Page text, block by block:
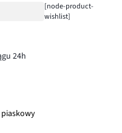
[node-product-
wishlist]
24h